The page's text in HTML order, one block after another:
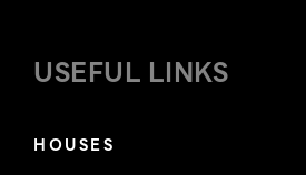
USEFUL LINKS
HOUSES